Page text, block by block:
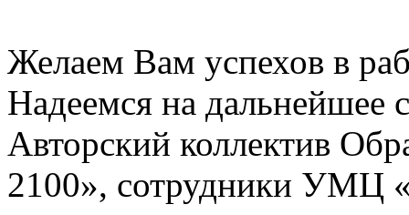
Желаем Вам успехов в
Надеемся на дальнейшее
Авторский коллектив
2100», сотрудники УМЦ